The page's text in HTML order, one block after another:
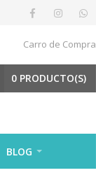
Carro de Compra
0 PRODUCTO(S)
BLOG